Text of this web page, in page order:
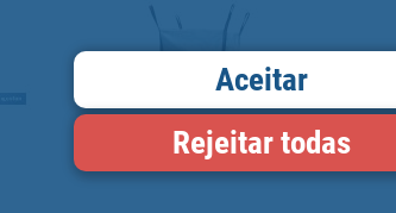
SACOS / BIG BAG
Aceitar
Rejeitar todas